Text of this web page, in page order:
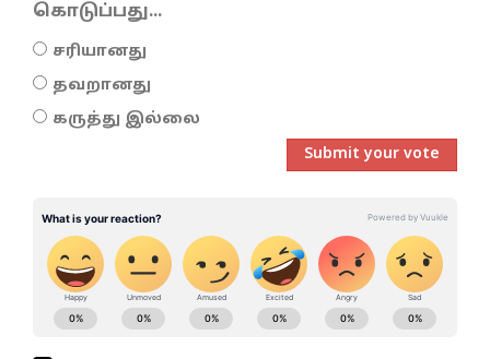
கொடுப்பது...
சரியானது
தவறானது
கருத்து இல்லை
Submit your vote